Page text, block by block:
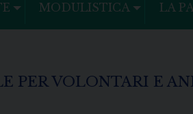
MODULISTICA LA
PER VOLONTARI E